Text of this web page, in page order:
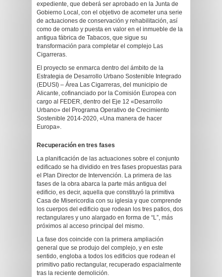
expediente, que deberá ser aprobado en la Junta de
Gobierno Local, con el objetivo de acometer una serie
de actuaciones de conservación y rehabilitación, así
como de ornato y puesta en valor en el inmueble de la
antigua fábrica de Tabacos, que sigue su
transformación para completar el complejo Las
Cigarreras.
El proyecto se enmarca dentro del ámbito de la
Estrategia de Desarrollo Urbano Sostenible Integrado
(EDUSI) – Área Las Cigarreras, del municipio de
Alicante, cofinanciado por la Comisión Europea con
cargo al FEDER, dentro del Eje 12 «Desarrollo
Urbano» del Programa Operativo de Crecimiento
Sostenible 2014-2020, «Una manera de hacer
Europa».
Recuperación en tres fases
La planificación de las actuaciones sobre el conjunto
edificado se ha dividido en tres fases propuestas para
el Plan Director de Intervención. La primera de las
fases de la obra abarca la parte más antigua del
edificio, es decir, aquella que constituyó la primitiva
Casa de Misericordia con su iglesia y que comprende
los cuerpos del edificio que rodean los tres patios, dos
rectangulares y uno alargado en forma de “L”, más
próximos al acceso principal del mismo.
La fase dos coincide con la primera ampliación
general que se produjo del complejo, y en este
sentido, engloba a todos los edificios que rodean el
primitivo patio rectangular, recuperado espacialmente
tras la reciente demolición.